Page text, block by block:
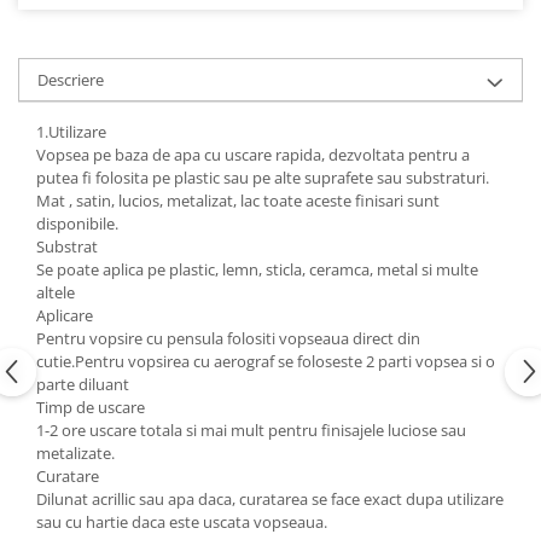
Descriere
1.Utilizare
Vopsea pe baza de apa cu uscare rapida, dezvoltata pentru a
putea fi folosita pe plastic sau pe alte suprafete sau substraturi.
Mat , satin, lucios, metalizat, lac toate aceste finisari sunt
disponibile.
Substrat
Se poate aplica pe plastic, lemn, sticla, ceramca, metal si multe
altele
Aplicare
Pentru vopsire cu pensula folositi vopseaua direct din
cutie.Pentru vopsirea cu aerograf se foloseste 2 parti vopsea si o
parte diluant
Timp de uscare
1-2 ore uscare totala si mai mult pentru finisajele luciose sau
metalizate.
Curatare
Dilunat acrillic sau apa daca, curatarea se face exact dupa utilizare
sau cu hartie daca este uscata vopseaua.